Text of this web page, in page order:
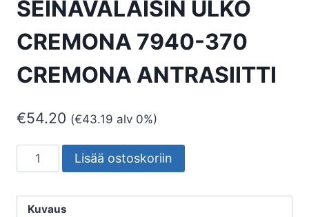
SEINÄVALAISIN ULKO
CREMONA 7940-370
CREMONA ANTRASIITTI
€54.20 (€43.19 alv 0%)
SEINÄVALAISIN
ULKO
7940-
Lisää ostoskoriin
Kuvaus